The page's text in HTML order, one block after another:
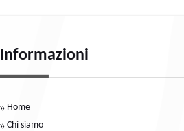
Informazioni
Home
Chi siamo